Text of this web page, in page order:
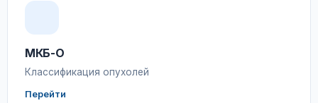
МКБ-О
Классификация опухолей
Перейти